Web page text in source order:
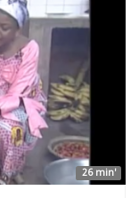
26 min'